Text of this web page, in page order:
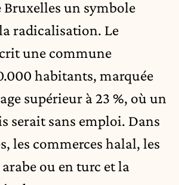
Bruxelles un symbole
radicalisation. Le
une commune
habitants, marquée
supérieur à 23 %, où un
serait sans emploi. Dans
les commerces halal, les
ou en turc et la